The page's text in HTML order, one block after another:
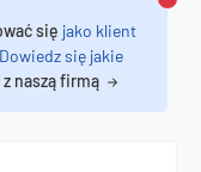
się jako klient
się jakie
naszą firmą